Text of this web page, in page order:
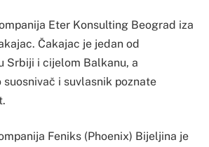
Eter Konsulting Beograd iza
Čakajac je jedan od
Srbiji i cijelom Balkanu, a
suosnivač i suvlasnik poznate
Feniks (Phoenix) Bijeljina je